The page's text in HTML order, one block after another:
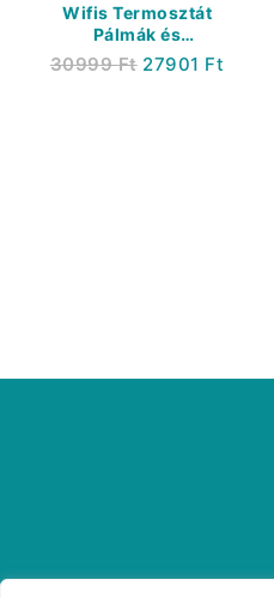
Wifis Termosztát
Pálmák és
fagyérzékeny
növények
30999Ft 27901 Ft